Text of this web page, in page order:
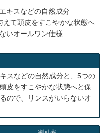
キスなどの自然成分
て頭皮をすこやかな状態へ
いオールワン仕様
スなどの自然成分と、5つの
皮をすこやかな状態へと保
ので、リンスがいらないオ